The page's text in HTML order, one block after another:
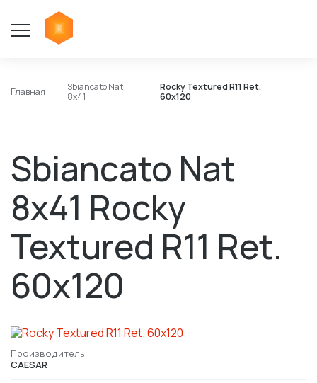
Главная
Sbiancato Nat
8x41
Rocky Textured R11 Ret.
60x120
Sbiancato Nat
8x41 Rocky
Textured R11 Ret.
60x120
Производитель
CAESAR